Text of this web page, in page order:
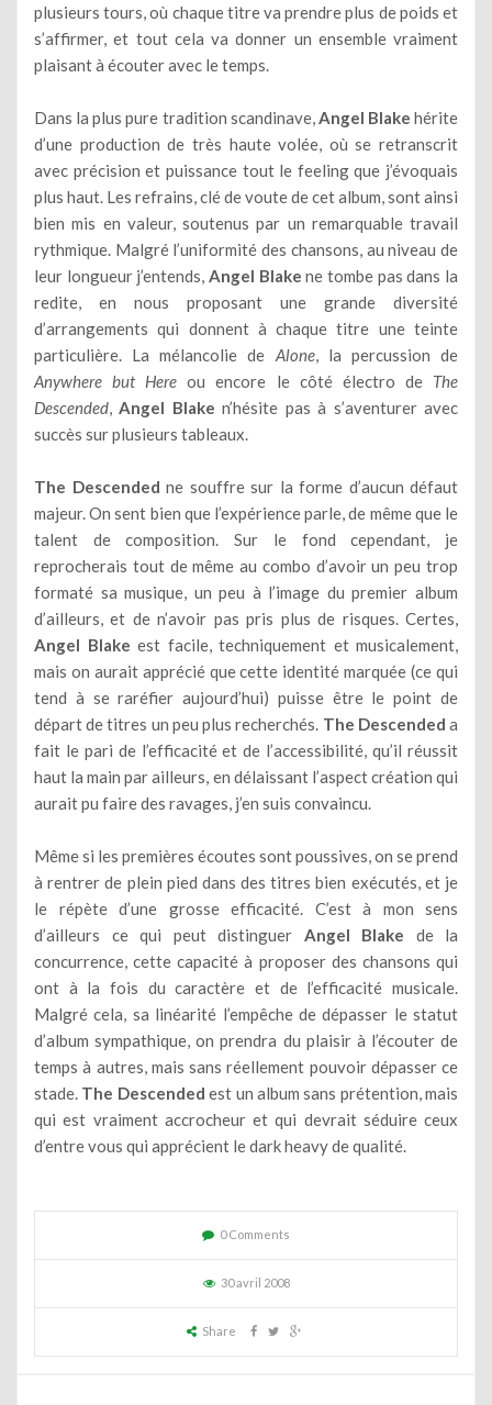
plusieurs tours, où chaque titre va prendre plus de poids et
s’affirmer, et tout cela va donner un ensemble vraiment
plaisant à écouter avec le temps.
Dans la plus pure tradition scandinave,Angel Blake hérite
d’une production de très haute volée, où se retranscrit
avec précision et puissance tout le feeling que j’évoquais
plus haut. Les refrains, clé de voute de cet album, sont ainsi
bien mis en valeur, soutenus par un remarquable travail
rythmique. Malgré l’uniformité des chansons, au niveau de
leur longueur j’entends, Angel Blake ne tombe pas dans la
redite, en nous proposant une grande diversité
d’arrangements qui donnent à chaque titre une teinte
particulière. La mélancolie de Alone, la percussion de
Anywhere but Here ou encore le côté électro de The
Descended,Angel Blake n’hésite pas à s’aventurer avec
succès sur plusieurs tableaux.
The Descended ne souffre sur la forme d’aucun défaut
majeur. On sent bien que l’expérience parle, de même que le
talent de composition. Sur le fond cependant, je
reprocherais tout de même au combo d’avoir un peu trop
formaté sa musique, un peu à l’image du premier album
d’ailleurs, et de n’avoir pas pris plus de risques. Certes,
Angel Blake est facile, techniquement et musicalement,
mais on aurait apprécié que cette identité marquée (ce qui
tend à se raréfier aujourd’hui) puisse être le point de
départ de titres un peu plus recherchés. The Descended a
fait le pari de l’efficacité et de l’accessibilité, qu’il réussit
haut la main par ailleurs, en délaissant l’aspect création qui
aurait pu faire des ravages, j’en suis convaincu.
Même si les premières écoutes sont poussives, on se prend
à rentrer de plein pied dans des titres bien exécutés, et je
le répète d’une grosse efficacité. C’est à mon sens
d’ailleurs ce qui peut distinguer Angel Blake de la
concurrence, cette capacité à proposer des chansons qui
ont à la fois du caractère et de l’efficacité musicale.
Malgré cela, sa linéarité l’empêche de dépasser le statut
d’album sympathique, on prendra du plaisir à l’écouter de
temps à autres, mais sans réellement pouvoir dépasser ce
stade. The Descended est un album sans prétention, mais
qui est vraiment accrocheur et qui devrait séduire ceux
d’entre vous qui apprécient le dark heavy de qualité.
0 Comments
30 avril 2008
Share